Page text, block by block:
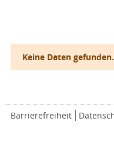
Keine Daten gefunden.
Barrierefreiheit